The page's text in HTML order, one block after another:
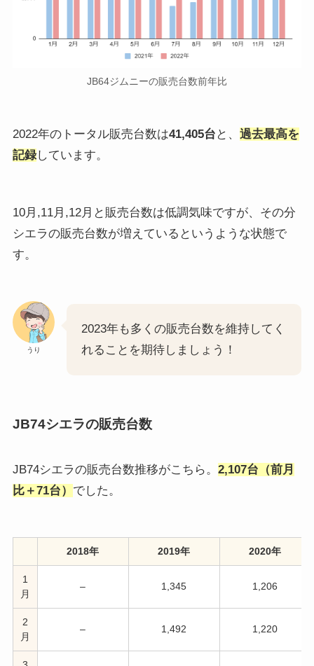
JB64ジムニーの販売台数前年比
2022年のトータル販売台数は41,405台 と、 過去最高を
記録しています。
10月,11月,12月と販売台数は低調気味ですが、その分
シエラの販売台数が増えているというような状態で
す。
うり
2023年も多くの販売台数を維持してく
れることを期待しましょう！
JB74シエラの販売台数
JB74シエラの販売台数推移がこちら。 2,107台（前月
比＋71台） でした。
2018年 2019年 2020年
1
月
– 1,345 1,206
2
月
– 1,492 1,220